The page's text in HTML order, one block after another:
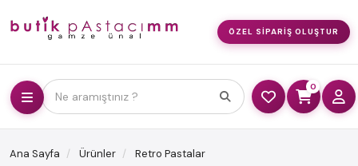
ÖZEL SIPARIŞ OLUŞTUR
Ne aramıştınız ?
0
Ana Sayfa Ürünler Retro Pastalar